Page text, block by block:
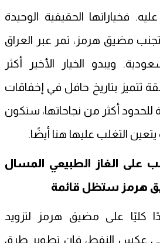
فخياراتها الحقيقية الوحيدة
مضيق هرمز، تمر عبر العراق
ويبدو الخيار الأخير أكثر
تتميز بتاريخ حافل في إخفاقات
للحدود أكثر من نجاحاتها، ستكون
التغلب عليها هنا أيضًا.
على الغاز الطبيعي المسال
هرمز ستظل قائمة
كليًا على مضيق هرمز لتزويد
عكس النفط، فإن تطوير طرق